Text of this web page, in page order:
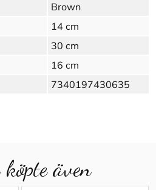
Brown
14 cm
30 cm
16 cm
7340197430635
även